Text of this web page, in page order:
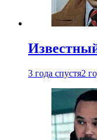
3 года спустя2